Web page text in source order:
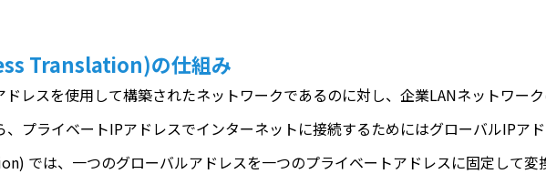
Translation)の仕組み
レスを使用して構築されたネットワークであるのに対し、企業LANネットワー
プライベートIPアドレスでインターネットに接続するためにはグローバルIPア
では、一つのグローバルアドレスを一つのプライベートアドレスに固定して変